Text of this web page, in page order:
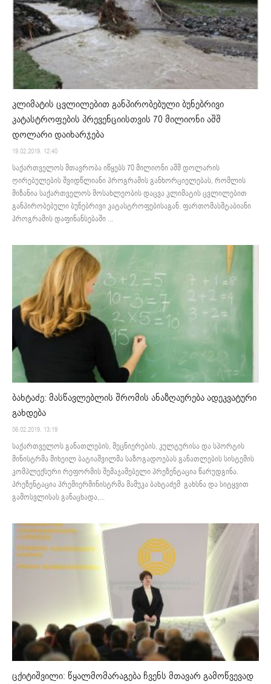
კლიმატის ცვლილებით განპირობებული ბუნებრივი
კატასტროფების პრევენციისთვის 70 მილიონი აშშ
დოლარი დაიხარჯება
19.02.2019. 12:40
საქართველოს მთავრობა იწყებს 70 მილიონი აშშ დოლარის
ღირებულების შვიდწლიანი პროგრამის განხორციელებას, რომლის
მიზანია საქართველოს მოსახლეობის დაცვა კლიმატის ცვლილებით
განპირობებული ბუნებრივი კატასტროფებისაგან. ფართომასშტაბიანი
პროგრამის დაფინანსებაში ...
ბახტაძე: მასწავლებლის შრომის ანაზღაურება ადეკვატური
გახდება
06.02.2019. 13:19
საქართველოს განათლების, მეცნიერების, კულტურისა და სპორტის
მინისტრმა მიხეილ ბატიაშვილმა საზოგადოებას განათლების სისტემის
კომპლექსური რეფორმის შემაჯამებელი პრეზენტაცია წარუდგინა.
პრეზენტაცია პრემიერმინისტრმა მამუკა ბახტაძემ გახსნა და სიტყვით
გამოსვლისას განაცხადა,...
ცქიტიშვილი: წყალმომარაგება ჩვენს მთავარ გამოწვევად